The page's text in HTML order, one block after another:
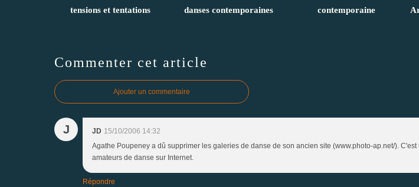
tensions et tentations
danses contemporaines
contemporaine
Commenter cet article
Ajouter un commentaire
J JD 15/10/2006 14:32
Agathe Poupeney a dû supprimer les galeries de danse de son ancien site (www.photo-ap.net/).
amateurs de danse sur Internet.
Répondre